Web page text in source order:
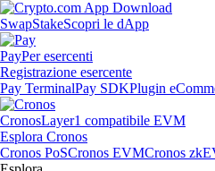
SwapStakeScopri le dApp
PayPer esercenti
Registrazione esercente
Pay TerminalPay SDKPlugin
CronosLayer1 compatibile EVM
Esplora Cronos
Cronos PoSCronos EVMCronos